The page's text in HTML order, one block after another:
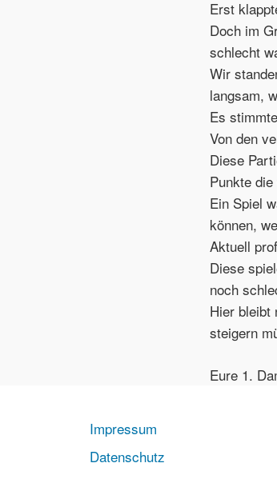
Erst
Doch im
schlecht
Wir
langsam,
Es
Von den
Diese
Punkte
Ein Spiel
können,
Aktuell
Diese
noch
Hier bleibt
steigern
Eure 1.
Impressum
Datenschutz